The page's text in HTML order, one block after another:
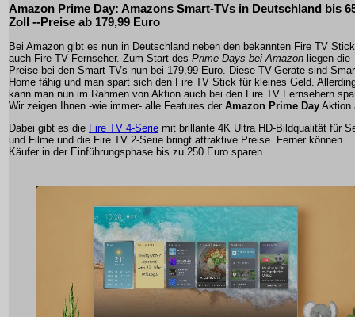
Amazon Prime Day: Amazons Smart-TVs in Deutschland bis
Zoll --Preise ab 179,99 Euro
Bei Amazon gibt es nun in Deutschland neben den bekannten Fire TV
auch Fire TV Fernseher. Zum Start des Prime Days bei Amazon liegen die
Preise bei den Smart TVs nun bei 179,99 Euro. Diese TV-Geräte sind
Home fähig und man spart sich den Fire TV Stick für kleines Geld.
kann man nun im Rahmen von Aktion auch bei den Fire TV Fernsehern
Wir zeigen Ihnen -wie immer- alle Features der Amazon Prime Day Aktion
Dabei gibt es die Fire TV 4-Serie mit brillante 4K Ultra HD-Bildqualität für
und Filme und die Fire TV 2-Serie bringt attraktive Preise. Ferner können
Käufer in der Einführungsphase bis zu 250 Euro sparen.